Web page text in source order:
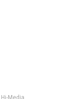
Hi-Media